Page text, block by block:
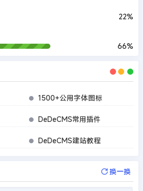
22%
66%
1500+公用字体图标
DeDeCMS常用插件
DeDeCMS建站教程
换一换